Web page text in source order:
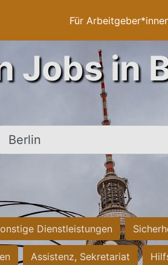
Für
Jobs in
Ort, Stadt
Dienstleistungen
Assistenz, Sekretariat